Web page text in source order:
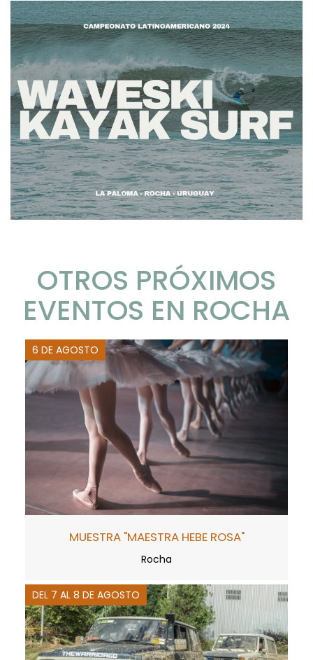
OTROS PRÓXIMOS
EVENTOS EN ROCHA
6 DE AGOSTO
MUESTRA "MAESTRA HEBE ROSA"
Rocha
DEL 7 AL 8 DE AGOSTO